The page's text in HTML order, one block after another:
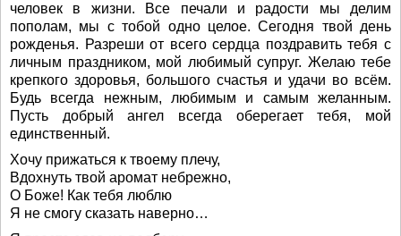
человек в жизни. Все печали и радости мы делим
пополам, мы с тобой одно целое. Сегодня твой день
рожденья. Разреши от всего сердца поздравить тебя с
личным праздником, мой любимый супруг. Желаю тебе
крепкого здоровья, большого счастья и удачи во всём.
Будь всегда нежным, любимым и самым желанным.
Пусть добрый ангел всегда оберегает тебя, мой
единственный.
Хочу прижаться к твоему плечу,
Вдохнуть твой аромат небрежно,
О Боже! Как тебя люблю
Я не смогу сказать наверно…